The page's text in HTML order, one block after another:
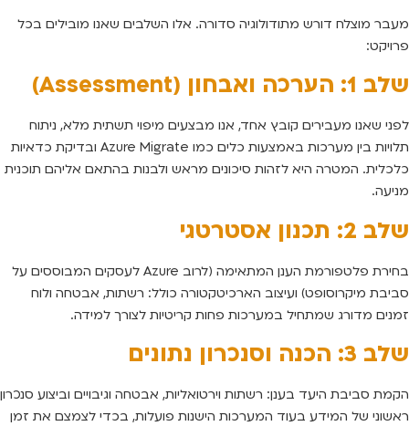
מעבר מוצלח דורש מתודולוגיה סדורה. אלו השלבים שאנו מובילים בכל
פרויקט:
שלב 1: הערכה ואבחון (Assessment)
לפני שאנו מעבירים קובץ אחד, אנו מבצעים מיפוי תשתית מלא, ניתוח
תלויות בין מערכות באמצעות כלים כמו Azure Migrate ובדיקת כדאיות
כלכלית. המטרה היא לזהות סיכונים מראש ולבנות בהתאם אליהם תוכנית
מניעה.
שלב 2: תכנון אסטרטגי
בחירת פלטפורמת הענן המתאימה (לרוב Azure לעסקים המבוססים על
סביבת מיקרוסופט) ועיצוב הארכיטקטורה כולל: רשתות, אבטחה ולוח
זמנים מדורג שמתחיל במערכות פחות קריטיות לצורך למידה.
שלב 3: הכנה וסנכרון נתונים
הקמת סביבת היעד בענן: רשתות וירטואליות, אבטחה וגיבויים וביצוע סנכרון
ראשוני של המידע בעוד המערכות הישנות פועלות, בכדי לצמצם את זמן